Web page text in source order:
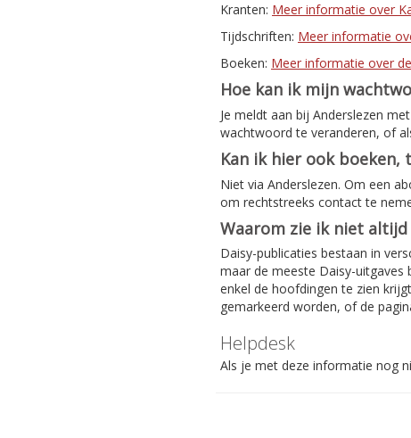
Kranten: Meer informatie over
Tijdschriften: Meer informatie
Boeken: Meer informatie over
Hoe kan ik mijn
Je meldt aan bij Anderslezen
wachtwoord te veranderen, of
Kan ik hier ook
Niet via Anderslezen. Om een
om rechtstreeks contact te
Waarom zie ik niet
Daisy-publicaties bestaan in
maar de meeste Daisy-uitgaves
enkel de hoofdingen te zien
gemarkeerd worden, of de
Helpdesk
Als je met deze informatie nog